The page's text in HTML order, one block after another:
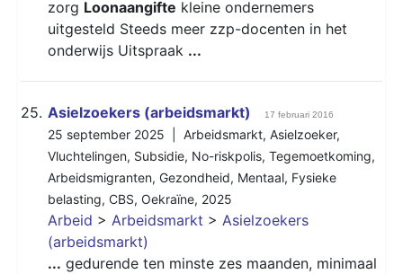
zorg Loonaangifte kleine ondernemers
uitgesteld Steeds meer zzp-docenten in het
onderwijs Uitspraak ...
25. Asielzoekers (arbeidsmarkt) 17 februari 2016
25 september 2025 | Arbeidsmarkt, Asielzoeker,
Vluchtelingen, Subsidie, No-riskpolis, Tegemoetkoming,
Arbeidsmigranten, Gezondheid, Mentaal, Fysieke
belasting, CBS, Oekraïne, 2025
Arbeid > Arbeidsmarkt > Asielzoekers
(arbeidsmarkt)
... gedurende ten minste zes maanden, minimaal